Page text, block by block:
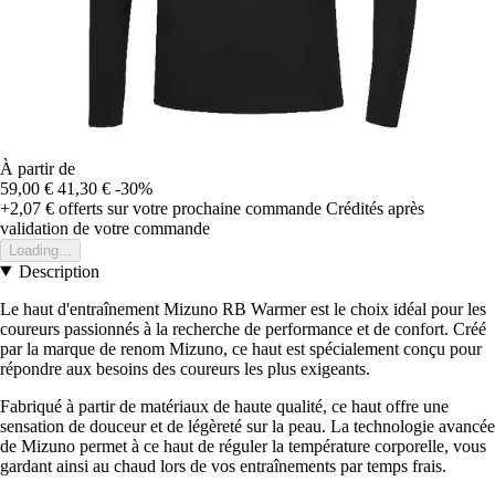
À partir de
59,00 € 41,30 € -30%
+2,07 € offerts sur votre prochaine commande Crédités après
validation de votre commande
Loading...
Description
Le haut d'entraînement Mizuno RB Warmer est le choix idéal pour les
coureurs passionnés à la recherche de performance et de confort. Créé
par la marque de renom Mizuno, ce haut est spécialement conçu pour
répondre aux besoins des coureurs les plus exigeants.
Fabriqué à partir de matériaux de haute qualité, ce haut offre une
sensation de douceur et de légèreté sur la peau. La technologie avancée
de Mizuno permet à ce haut de réguler la température corporelle, vous
gardant ainsi au chaud lors de vos entraînements par temps frais.